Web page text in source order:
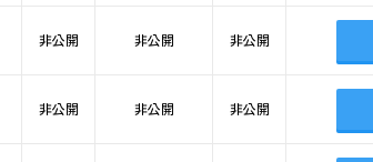
非公開 非公開 非公開
非公開 非公開 非公開